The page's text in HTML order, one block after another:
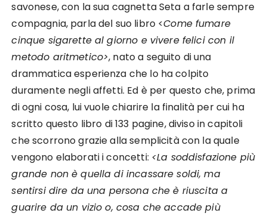
savonese, con la sua cagnetta Seta a farle sempre
compagnia, parla del suo libro <Come fumare
cinque sigarette al giorno e vivere felici con il
metodo aritmetico>, nato a seguito di una
drammatica esperienza che lo ha colpito
duramente negli affetti. Ed è per questo che, prima
di ogni cosa, lui vuole chiarire la finalità per cui ha
scritto questo libro di 133 pagine, diviso in capitoli
che scorrono grazie alla semplicità con la quale
vengono elaborati i concetti: <La soddisfazione più
grande non è quella di incassare soldi, ma
sentirsi dire da una persona che è riuscita a
guarire da un vizio o, cosa che accade più